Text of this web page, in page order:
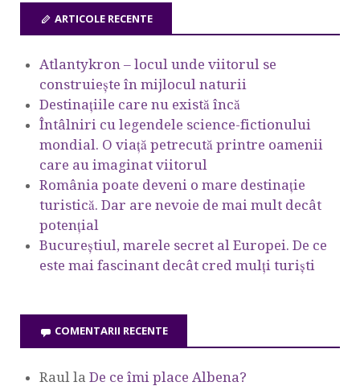
ARTICOLE RECENTE
Atlantykron – locul unde viitorul se
construiește în mijlocul naturii
Destinațiile care nu există încă
Întâlniri cu legendele science-fictionului
mondial. O viață petrecută printre oamenii
care au imaginat viitorul
România poate deveni o mare destinație
turistică. Dar are nevoie de mai mult decât
potențial
Bucureștiul, marele secret al Europei. De ce
este mai fascinant decât cred mulți turiști
COMENTARII RECENTE
Raul la De ce îmi place Albena?